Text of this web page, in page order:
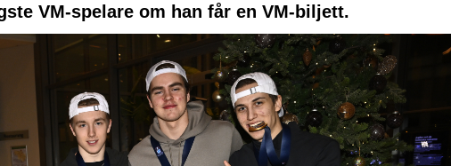
VM-spelare om han får en VM-biljett.